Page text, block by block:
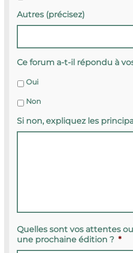
Autres (précisez)
Ce forum a-t-il répondu à
Oui
Non
Si non, expliquez les
Quelles sont vos attentes
une prochaine édition ? *